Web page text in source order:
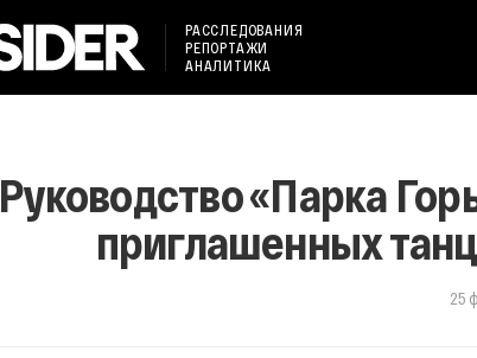
РАССЛЕДОВАНИЯ
РЕПОРТАЖИ
АНАЛИТИКА
Руководство «Парка
приглашенных
25